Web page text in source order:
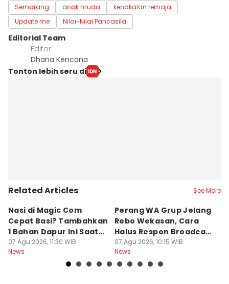
Semarang anak muda
kenakalan remaja
Update me
Nilai-Nilai Pancasila
Editorial Team
Editor
Dhana Kencana
Tonton lebih seru di
Related Articles See More
Nasi di Magic Com
Cepat Basi? Tambahkan
1 Bahan Dapur Ini Saat
Menanak, Awet 2 Hari
07 Agu 2026, 11:30 WIB
News
Perang WA Grup Jelang
Rebo Wekasan, Cara
Halus Respon Broadcast
Parno
07 Agu 2026, 10:15 WIB
News